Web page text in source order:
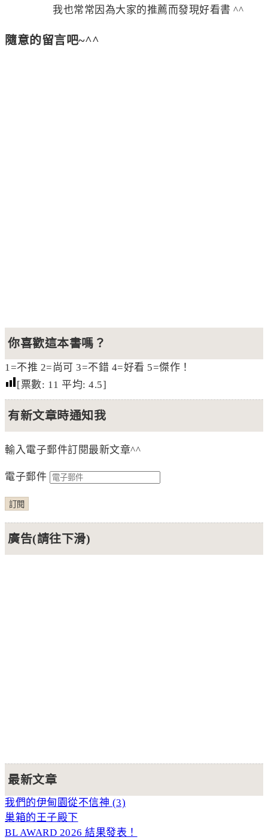
我也常常因為大家的推薦而發現好看書 ^^
隨意的留言吧~^^
你喜歡這本書嗎？
1=不推 2=尚可 3=不錯 4=好看 5=傑作！
[票數: 11 平均: 4.5]
有新文章時通知我
輸入電子郵件訂閱最新文章^^
電子郵件
訂閱
廣告(請往下滑)
最新文章
我們的伊甸園從不信神 (3)
巢箱的王子殿下
BL AWARD 2026 結果發表！